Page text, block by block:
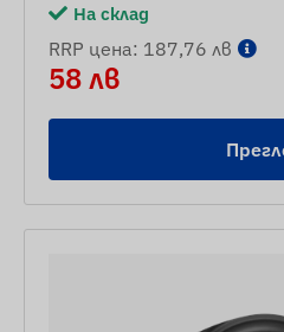
На склад
RRP цена: 187,76 лв
58 лв